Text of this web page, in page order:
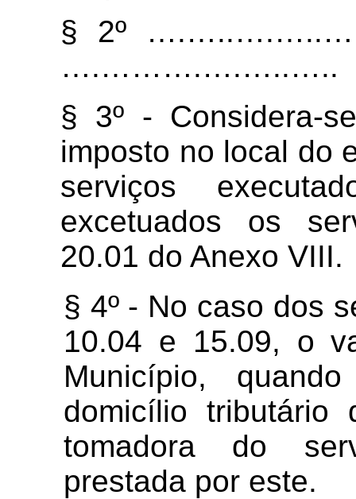
§ 2º
….……….….…..…..
§ 3º - Considera-
imposto no local do
serviços
excetuados os
20.01 do Anexo VIII.
§ 4º - No caso dos
10.04 e 15.09, o
Município,
domicílio
tomadora do
prestada por este.